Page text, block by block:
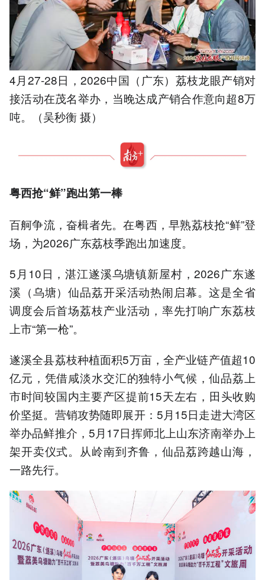
4月27-28日，2026中国（广东）荔枝龙眼产销对
接活动在茂名举办，当晚达成产销合作意向超8万
吨。（吴秒衡 摄）
粤西抢“鲜”跑出第一棒
百舸争流，奋楫者先。在粤西，早熟荔枝抢“鲜”登
场，为2026广东荔枝季跑出加速度。
5月10日，湛江遂溪乌塘镇新屋村，2026广东遂
溪（乌塘）仙品荔开采活动热闹启幕。这是全省
调度会后首场荔枝产业活动，率先打响广东荔枝
上市“第一枪”。
遂溪全县荔枝种植面积5万亩，全产业链产值超10
亿元，凭借咸淡水交汇的独特小气候，仙品荔上
市时间较国内主要产区提前15天左右，田头收购
价坚挺。营销攻势随即展开：5月15日走进大湾区
举办品鲜推介，5月17日挥师北上山东济南举办上
架开卖仪式。从岭南到齐鲁，仙品荔跨越山海，
一路先行。